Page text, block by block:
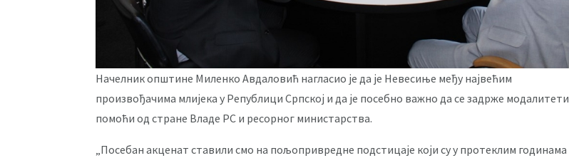
Начелник општине Миленко Авдаловић нагласио је да је Невесиње међу највећим
произвођачима млијека у Републици Српској и да је посебно важно да се задрже модалитети
помоћи од стране Владе РС и ресорног министарства.
„Посебан акценат ставили смо на пољопривредне подстицаје који су у протеклим годинама